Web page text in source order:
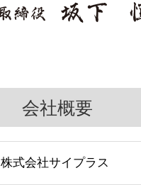
会社概要
株式会社サイプラス